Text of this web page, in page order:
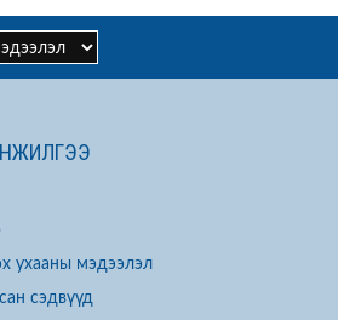
ухааны мэдээлэл
сэдвүүд